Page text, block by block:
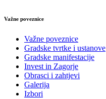
Važne poveznice
Važne poveznice
Gradske tvrtke i ustanove
Gradske manifestacije
Invest in Zagorje
Obrasci i zahtjevi
Galerija
Izbori